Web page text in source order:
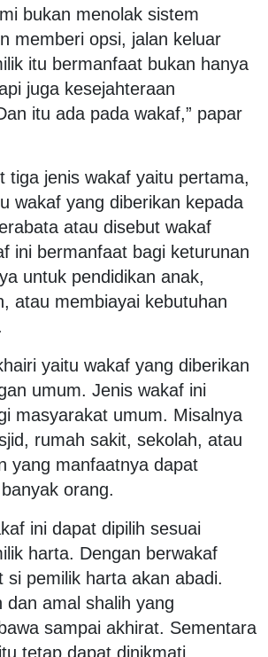
bukan menolak sistem
memberi opsi, jalan keluar
itu bermanfaat bukan hanya
juga kesejahteraan
itu ada pada wakaf,” papar
tiga jenis wakaf yaitu pertama,
wakaf yang diberikan kepada
atau disebut wakaf
ini bermanfaat bagi keturunan
untuk pendidikan anak,
atau membiayai kebutuhan
yaitu wakaf yang diberikan
umum. Jenis wakaf ini
masyarakat umum. Misalnya
rumah sakit, sekolah, atau
yang manfaatnya dapat
orang.
ini dapat dipilih sesuai
harta. Dengan berwakaf
si pemilik harta akan abadi.
dan amal shalih yang
sampai akhirat. Sementara
tetap dapat dinikmati